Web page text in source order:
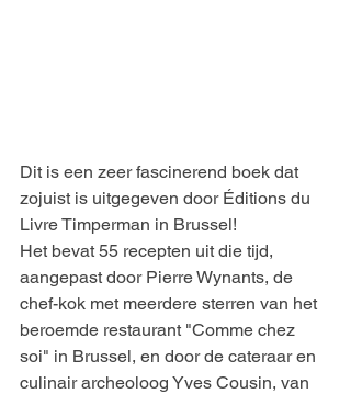
Dit is een zeer fascinerend boek dat
zojuist is uitgegeven door Éditions du
Livre Timperman in Brussel!
Het bevat 55 recepten uit die tijd,
aangepast door Pierre Wynants, de
chef-kok met meerdere sterren van het
beroemde restaurant "Comme chez
soi" in Brussel, en door de cateraar en
culinair archeoloog Yves Cousin, van